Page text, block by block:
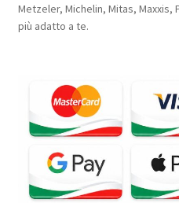
Metzeler, Michelin, Mitas, Maxxis,
più adatto a te.